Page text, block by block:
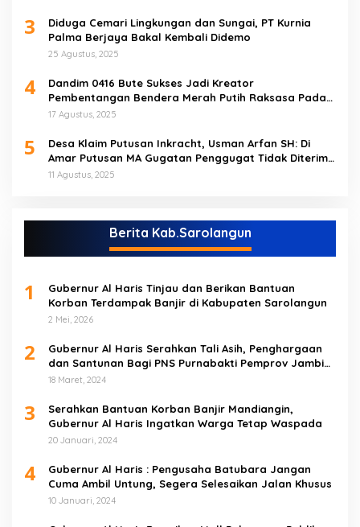
3
Diduga Cemari Lingkungan dan Sungai, PT Kurnia
Palma Berjaya Bakal Kembali Didemo
25 Agustus, 2025
4
Dandim 0416 Bute Sukses Jadi Kreator
Pembentangan Bendera Merah Putih Raksasa Pada
Peringatan HUT RI ke 80 di Tebo
17 Agustus, 2025
5
Desa Klaim Putusan Inkracht, Usman Arfan SH: Di
Amar Putusan MA Gugatan Penggugat Tidak Diterima
(NO)
11 Agustus, 2025
Berita Kab.Sarolangun
1
Gubernur Al Haris Tinjau dan Berikan Bantuan
Korban Terdampak Banjir di Kabupaten Sarolangun
2 Mei, 2026
2
Gubernur Al Haris Serahkan Tali Asih, Penghargaan
dan Santunan Bagi PNS Purnabakti Pemprov Jambi
Yang Berada di Sarolangun
18 Maret, 2024
3
Serahkan Bantuan Korban Banjir Mandiangin,
Gubernur Al Haris Ingatkan Warga Tetap Waspada
20 Januari, 2024
4
Gubernur Al Haris : Pengusaha Batubara Jangan
Cuma Ambil Untung, Segera Selesaikan Jalan Khusus
10 Januari, 2024